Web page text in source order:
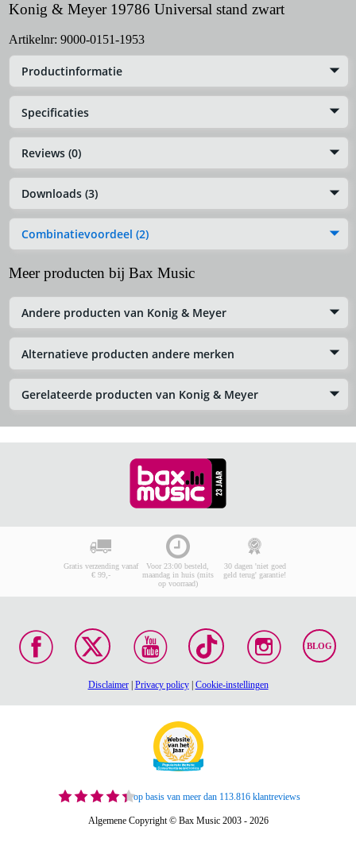
Konig & Meyer 19786 Universal stand zwart
Artikelnr: 9000-0151-1953
Productinformatie
Specificaties
Reviews (0)
Downloads (3)
Combinatievoordeel (2)
Meer producten bij Bax Music
Andere producten van Konig & Meyer
Alternatieve producten andere merken
Gerelateerde producten van Konig & Meyer
Gratis verzending vanaf
€ 99,-
Voor 23:00 besteld,
maandag in huis (mits
op voorraad)
30 dagen 'niet goed
geld terug' garantie!
BLOG
Disclaimer| Privacy policy| Cookie-instellingen
op basis van meer dan 113.816 klantreviews
Algemene Copyright © Bax Music 2003 - 2026